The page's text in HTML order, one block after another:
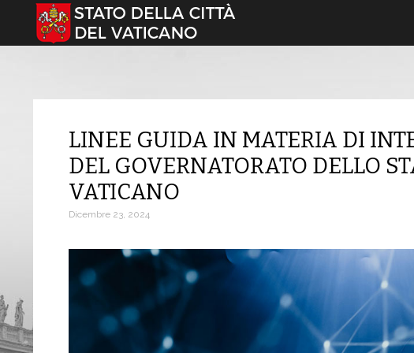
Seleziona la tua lingua
LINEE GUIDA IN MATERIA DI
DEL GOVERNATORATO DELLO
VATICANO
Dicembre 23, 2024